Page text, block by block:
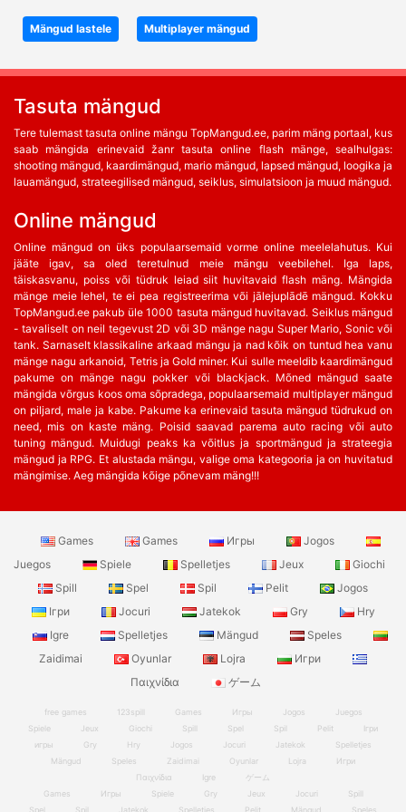
Mängud lastele Multiplayer mängud
Tasuta mängud
Tere tulemast tasuta online mängu TopMangud.ee, parim mäng portaal, kus
saab mängida erinevaid žanr tasuta online flash mänge, sealhulgas:
shooting mängud, kaardimängud, mario mängud, lapsed mängud, loogika ja
lauamängud, strateegilised mängud, seiklus, simulatsioon ja muud mängud.
Online mängud
Online mängud on üks populaarsemaid vorme online meelelahutus. Kui
jääte igav, sa oled teretulnud meie mängu veebilehel. Iga laps,
täiskasvanu, poiss või tüdruk leiad siit huvitavaid flash mäng. Mängida
mänge meie lehel, te ei pea registreerima või jālejuplādē mängud. Kokku
TopMangud.ee pakub üle 1000 tasuta mängud huvitavad. Seiklus mängud
- tavaliselt on neil tegevust 2D või 3D mänge nagu Super Mario, Sonic või
tank. Sarnaselt klassikaline arkaad mängu ja nad kõik on tuntud hea vanu
mänge nagu arkanoid, Tetris ja Gold miner. Kui sulle meeldib kaardimängud
pakume on mänge nagu pokker või blackjack. Mõned mängud saate
mängida võrgus koos oma sõpradega, populaarsemaid multiplayer mängud
on piljard, male ja kabe. Pakume ka erinevaid tasuta mängud tüdrukud on
need, mis on kaste mäng. Poisid saavad parema auto racing või auto
tuning mängud. Muidugi peaks ka võitlus ja sportmängud ja strateegia
mängud ja RPG. Et alustada mängu, valige oma kategooria ja on huvitatud
mängimise. Aeg mängida kõige põnevam mäng!!!
Games Games Игры
Jogos
Juegos
Spiele Spelletjes Jeux
Giochi
Spill
Spel Spil Pelit
Jogos
Ігри
Jocuri Jatekok Gry
Hry
Igre
Spelletjes Mängud
Speles
Zaidimai
Oyunlar Lojra
Игри
Παιχνίδια
ゲーム
free games 123spill Games Игры Jogos
Juegos
Spiele
Jeux Giochi Spill Spel Spil Pelit
Ігри
игры
Gry Hry Jogos Jocuri Jatekok
Spelletjes
Mängud
Speles Zaidimai Oyunlar Lojra
Игри
Παιχνίδια
Igre
ゲーム
Games
Игры Spiele Gry Jeux Jocuri
Spill
Spel
Spil Jatekok Spelletjes Pelit Mängud Speles